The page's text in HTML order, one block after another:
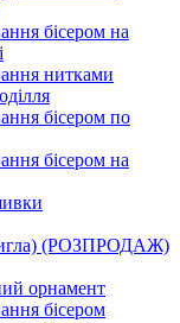
бісером на
нитками
бісером по
бісером на
игла) (РОЗПРОДАЖ)
орнамент
бісером